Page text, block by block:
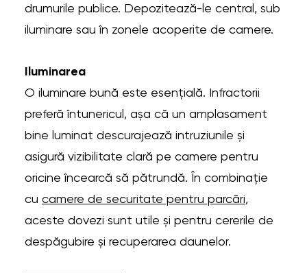
drumurile publice. Depozitează-le central, sub
iluminare sau în zonele acoperite de camere.
Iluminarea
O iluminare bună este esențială. Infractorii
preferă întunericul, așa că un amplasament
bine luminat descurajează intruziunile și
asigură vizibilitate clară pe camere pentru
oricine încearcă să pătrundă. În combinație
cu camere de securitate pentru parcări,
aceste dovezi sunt utile și pentru cererile de
despăgubire și recuperarea daunelor.